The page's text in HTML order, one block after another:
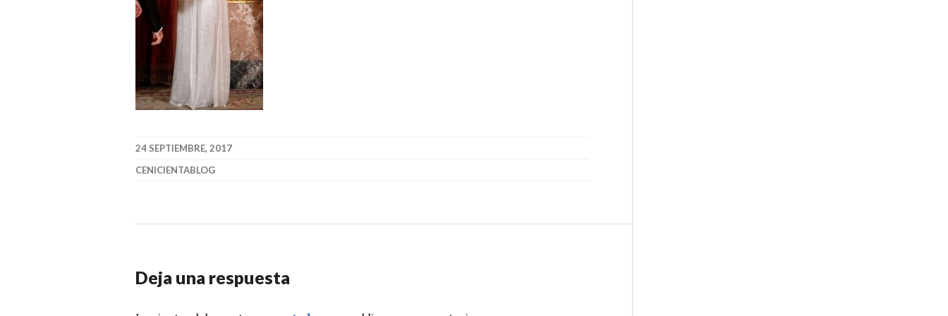
24 SEPTIEMBRE, 2017
CENICIENTABLOG
Deja una respuesta